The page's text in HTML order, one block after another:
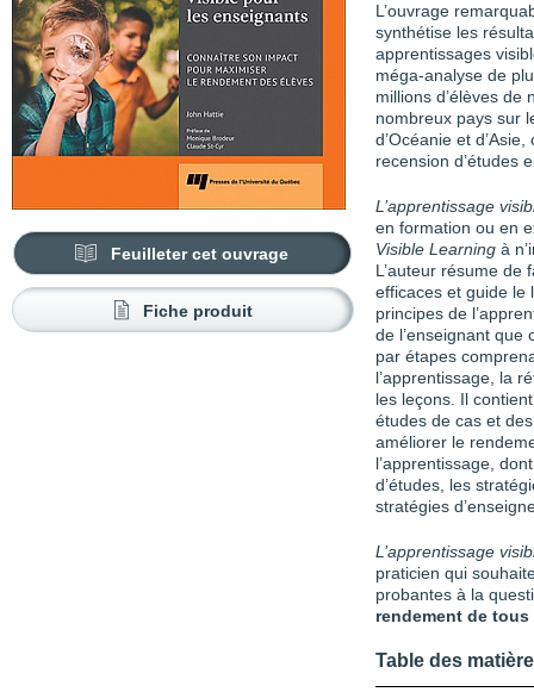
Feuilleter cet ouvrage
Fiche produit
L’ouvrage
synthétise les
apprentissages
méga-analyse de
millions d’élèves de
nombreux pays sur
d’Océanie et
recension d’études
L’apprentissage
en formation ou en
Visible Learning à
L’auteur résume de
efficaces et guide le
principes de
de l’enseignant que
par étapes
l’apprentissage, la
les leçons. Il
études de cas et
améliorer le
l’apprentissage,
d’études, les
stratégies
L’apprentissage
praticien qui
probantes à la
rendement de tous
Table des